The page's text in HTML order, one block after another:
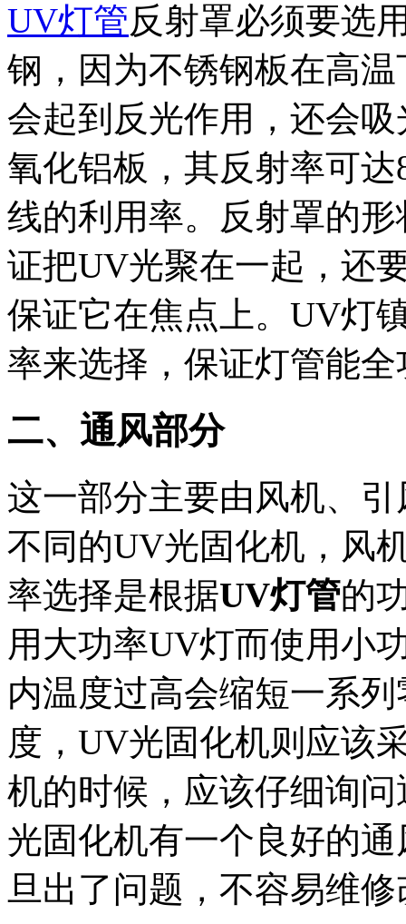
UV灯管反射罩必须要选
钢，因为不锈钢板在高
会起到反光作用，还会
氧化铝板，其反射率可
线的利用率。反射罩的
证把UV光聚在一起，还
保证它在焦点上。UV灯
率来选择，保证灯管能
二、通风部分
这一部分主要由风机、
不同的UV光固化机，风
率选择是根据UV灯管的
用大功率UV灯而使用小
内温度过高会缩短一系
度，UV光固化机则应该
机的时候，应该仔细询
光固化机有一个良好的
旦出了问题，不容易维